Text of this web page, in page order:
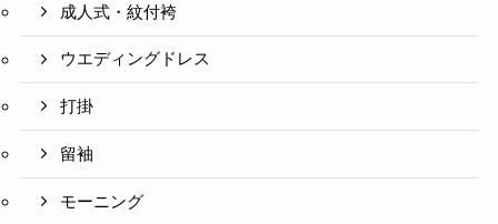
成人式・紋付袴
ウエディングドレス
打掛
留袖
モーニング